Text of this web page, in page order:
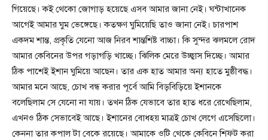
গিয়েছে। কই থেকো জোগাড় হয়েছে এসব আমার জানা নেই। ঘন্টাখানেক
আগেই আমার ঘুম ভেঙ্গেছে। কতক্ষণ ঘুমিয়েছি তাও জানা নেই। চারপাশ
একদম শান্ত, প্রকৃতি যেনো আজ নিরব শান্তশিষ্ট বাচ্চা। কি সুন্দর ঝলমলে রোদ
আমার কেবিনের উপর গড়াগড়ি খাচ্ছে। ঝিলিক মেরে উচ্ছ্বাস দিচ্ছে। আমার
ঠিক পাশেই ইশান ঘুমিয়ে আছেন। তার এক হাত আমার অন্য হাতে মুষ্ঠীবদ্ধ।
আমার মনে আছে, চোখ বন্ধ করার পূর্বে আমি বিড়বিড়িয়ে ইশানকে
বলেছিলাম সে যেনো না যায়। তখন ঠিক যেভাবে তার হাত ধরে রেখেছিলাম,
এখনও ঠিক সেভাবেই আছে। ইশানের বোধহয় মাত্রই চোখ লেগে এসেছিলো।
কেননা তার কপাল টা বেকে রয়েছে। আমাকে ওটি থেকে কেবিনে শিফ্ট করা